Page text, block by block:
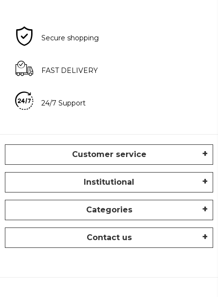
Secure shopping
FAST DELIVERY
24/7 Support
Customer service
Institutional
Categories
Contact us